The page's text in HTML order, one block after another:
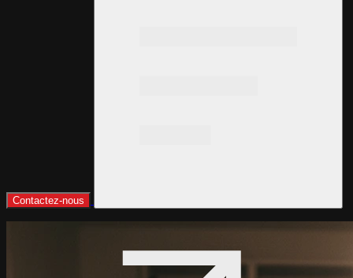
Contactez-nous